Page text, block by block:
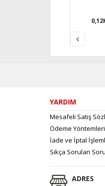
0,12KW MR002-G63/4a
REDÜKTÖRLER
YARDIM
Mesafeli Satış
Ödeme Yöntemleri
İade ve İptal
Sıkça Sorulan
ADRES